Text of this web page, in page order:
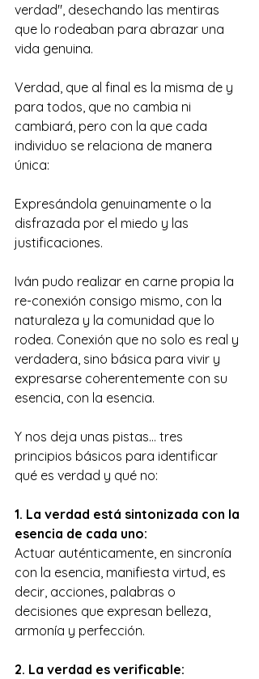
verdad", desechando las mentiras
que lo rodeaban para abrazar una
vida genuina.
Verdad, que al final es la misma de y
para todos, que no cambia ni
cambiará, pero con la que cada
individuo se relaciona de manera
única:
Expresándola genuinamente o la
disfrazada por el miedo y las
justificaciones.
Iván pudo realizar en carne propia la
re-conexión consigo mismo, con la
naturaleza y la comunidad que lo
rodea. Conexión que no solo es real y
verdadera, sino básica para vivir y
expresarse coherentemente con su
esencia, con la esencia.
Y nos deja unas pistas… tres
principios básicos para identificar
qué es verdad y qué no:
1. La verdad está sintonizada con la
esencia de cada uno:
Actuar auténticamente, en sincronía
con la esencia, manifiesta virtud, es
decir, acciones, palabras o
decisiones que expresan belleza,
armonía y perfección.
2. La verdad es verificable: